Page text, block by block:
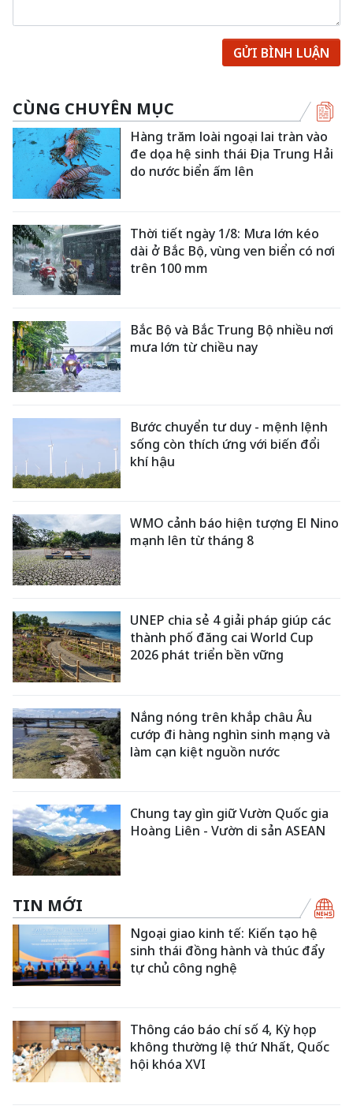
GỬI BÌNH LUẬN
CÙNG CHUYÊN MỤC
Hàng trăm loài ngoại lai tràn vào
đe dọa hệ sinh thái Địa Trung Hải
do nước biển ấm lên
Thời tiết ngày 1/8: Mưa lớn kéo
dài ở Bắc Bộ, vùng ven biển có nơi
trên 100 mm
Bắc Bộ và Bắc Trung Bộ nhiều nơi
mưa lớn từ chiều nay
Bước chuyển tư duy - mệnh lệnh
sống còn thích ứng với biến đổi
khí hậu
WMO cảnh báo hiện tượng El Nino
mạnh lên từ tháng 8
UNEP chia sẻ 4 giải pháp giúp các
thành phố đăng cai World Cup
2026 phát triển bền vững
Nắng nóng trên khắp châu Âu
cướp đi hàng nghìn sinh mạng và
làm cạn kiệt nguồn nước
Chung tay gìn giữ Vườn Quốc gia
Hoàng Liên - Vườn di sản ASEAN
TIN MỚI
Ngoại giao kinh tế: Kiến tạo hệ
sinh thái đồng hành và thúc đẩy
tự chủ công nghệ
Thông cáo báo chí số 4, Kỳ họp
không thường lệ thứ Nhất, Quốc
hội khóa XVI